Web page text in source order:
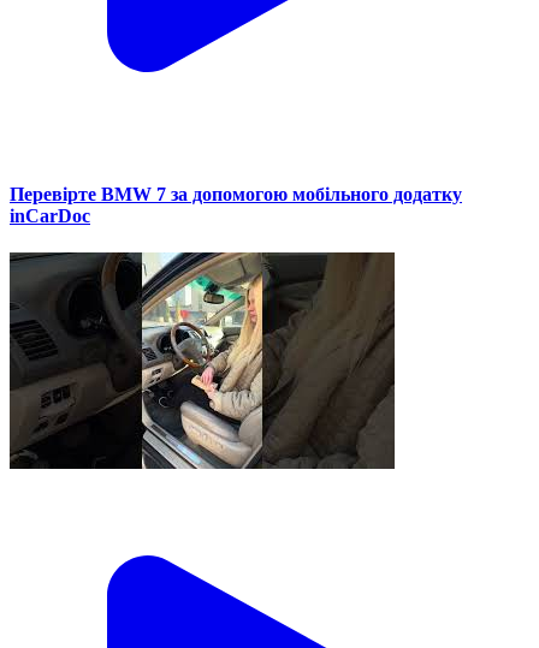
Перевірте BMW 7 за допомогою мобільного додатку
inCarDoc